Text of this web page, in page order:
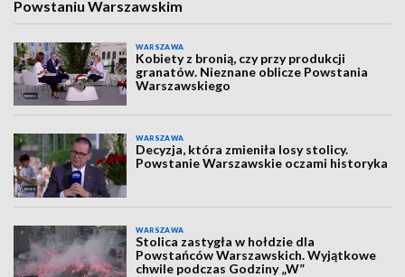
Powstaniu Warszawskim
WARSZAWA
Kobiety z bronią, czy przy produkcji
granatów. Nieznane oblicze Powstania
Warszawskiego
WARSZAWA
Decyzja, która zmieniła losy stolicy.
Powstanie Warszawskie oczami historyka
WARSZAWA
Stolica zastygła w hołdzie dla
Powstańców Warszawskich. Wyjątkowe
chwile podczas Godziny „W”